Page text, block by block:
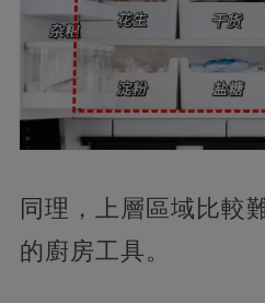
同理，上層區域比較
的廚房工具。